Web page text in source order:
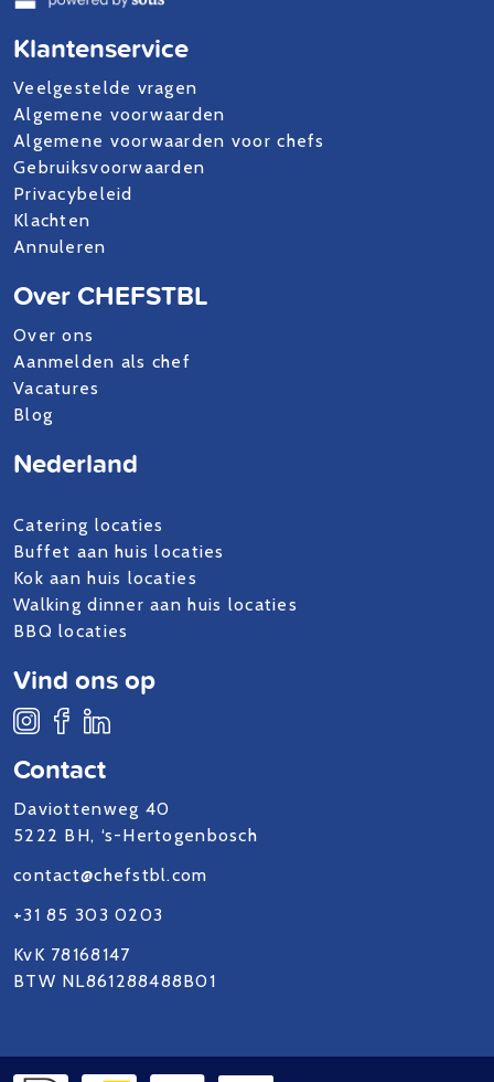
Klantenservice
Veelgestelde vragen
Algemene voorwaarden
Algemene voorwaarden voor chefs
Gebruiksvoorwaarden
Privacybeleid
Klachten
Annuleren
Over CHEFSTBL
Over ons
Aanmelden als chef
Vacatures
Blog
Contact
Daviottenweg 40
5222 BH, ‘s-Hertogenbosch
contact@chefstbl.com
+31 85 303 0203
KvK 78168147
BTW NL861288488B01
Nederland
Catering locaties
Buffet aan huis locaties
Kok aan huis locaties
Walking dinner aan huis locaties
BBQ locaties
Vind ons op